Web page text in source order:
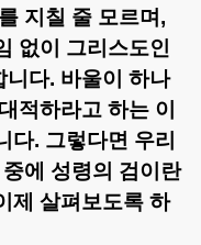
지칠 줄 모르며 ,
없이 그리스도인
니다. 바울이 하나
적하라고 하는 이
다. 그렇다면 우리
에 성령의 검이란
제 살펴보도록 하